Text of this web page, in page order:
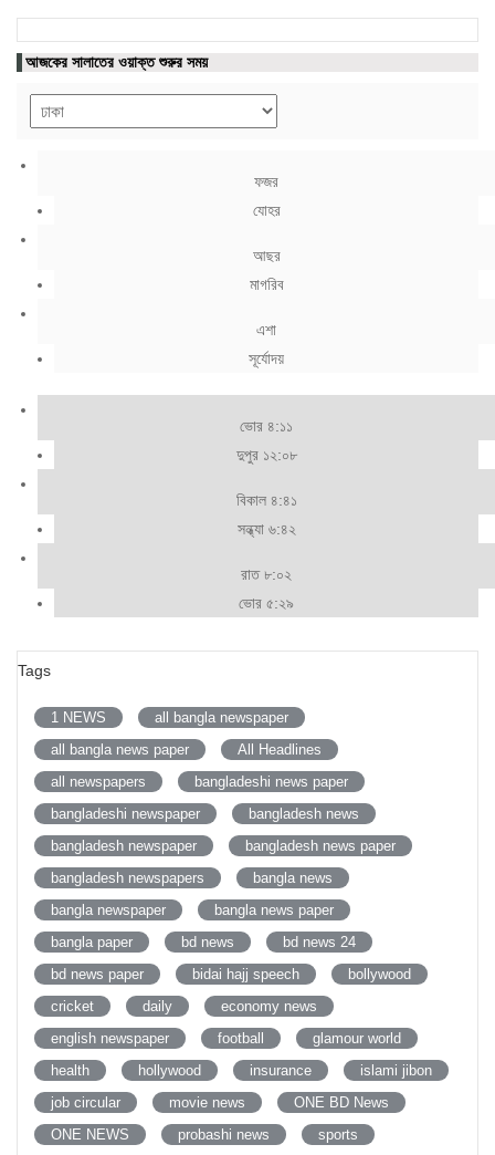
আজকের সালাতের ওয়াক্ত শুরুর সময়
ফজর
যোহর
আছর
মাগরিব
এশা
সূর্যোদয়
ভোর ৪:১১
দুপুর ১২:০৮
বিকাল ৪:৪১
সন্ধ্যা ৬:৪২
রাত ৮:০২
ভোর ৫:২৯
Tags
1 NEWS
all bangla newspaper
all bangla news paper
All Headlines
all newspapers
bangladeshi news paper
bangladeshi newspaper
bangladesh news
bangladesh newspaper
bangladesh news paper
bangladesh newspapers
bangla news
bangla newspaper
bangla news paper
bangla paper
bd news
bd news 24
bd news paper
bidai hajj speech
bollywood
cricket
daily
economy news
english newspaper
football
glamour world
health
hollywood insurance
islami jibon
job circular
movie news
ONE BD News
ONE NEWS
probashi news
sports